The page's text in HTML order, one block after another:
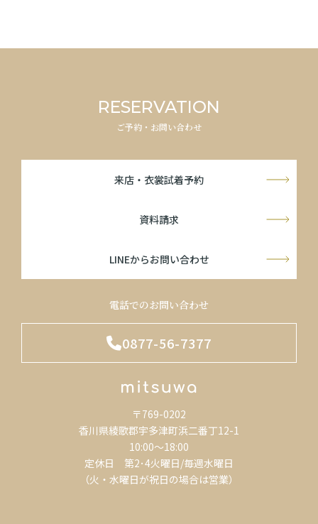
RESERVATION
ご予約・お問い合わせ
来店・衣裳試着予約
資料請求
LINEからお問い合わせ
電話でのお問い合わせ
0877-56-7377
〒769-0202
香川県綾歌郡宇多津町浜二番丁12-1
10:00～18:00
定休日 第2･4火曜日/毎週水曜日
（火・水曜日が祝日の場合は営業）